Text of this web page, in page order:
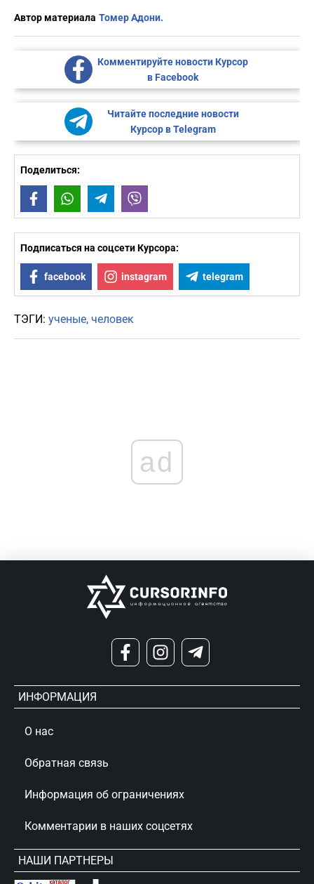
Автор материала Томер Адони.
Комментируйте новости Курсор
в Facebook
Читайте последние новости
Курсор в Telegram
Поделиться:
FacebookWhatsAppTelegram
Подписаться на соцсети Курсора:
facebook instagram telegram
ТЭГИ: ученые человек
ad
ИНФОРМАЦИЯ
О нас
Обратная связь
Информация об ограничениях
Комментарии в наших соцсетях
НАШИ ПАРТНЕРЫ